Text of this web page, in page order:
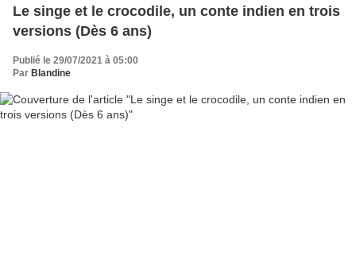
Le singe et le crocodile, un conte indien en trois
versions (Dès 6 ans)
Publié le 29/07/2021 à 05:00
Par Blandine